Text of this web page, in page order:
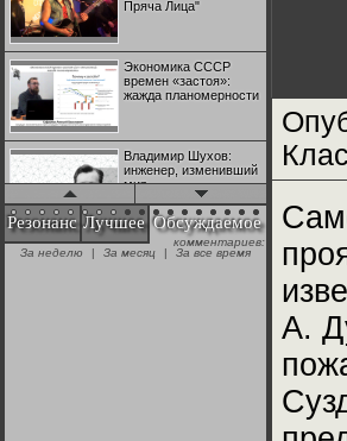
Пряча Лица"
Экономика СССР
времен «застоя»:
жажда планомерности
Владимир Шухов:
инженер, изменивший
мир
"Аркадий Коц" на
эгалите-фесте "Не
Резонанс Лучшее Обсуждаемое
комментариев:
За неделю
| За месяц | За все время
А.